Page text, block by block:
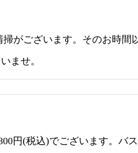
がございます。そのお時間
ませ。
円(税込)でございます。バ